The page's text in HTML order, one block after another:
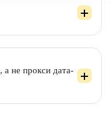
не прокси дата-